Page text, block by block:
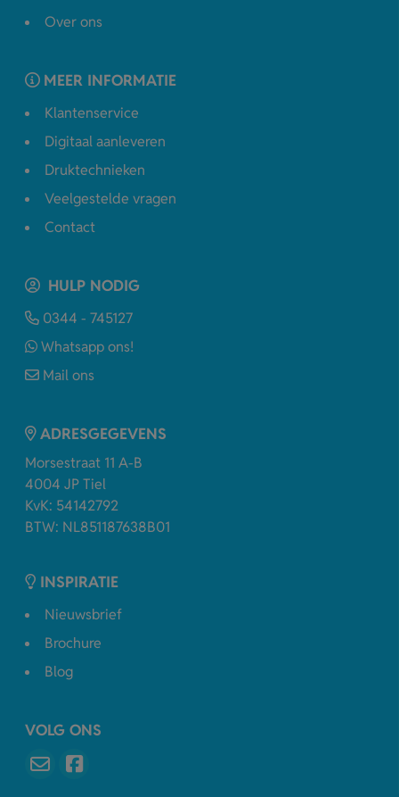
Over ons
MEER INFORMATIE
Klantenservice
Digitaal aanleveren
Druktechnieken
Veelgestelde vragen
Contact
HULP NODIG
0344 - 745127
Whatsapp ons!
Mail ons
ADRESGEGEVENS
Morsestraat 11 A-B
4004 JP Tiel
KvK: 54142792
BTW: NL851187638B01
INSPIRATIE
Nieuwsbrief
Brochure
Blog
VOLG ONS